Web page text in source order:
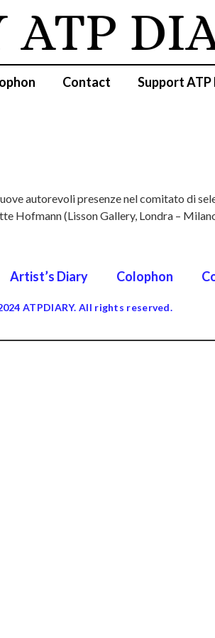
ATP
Contact Support ATP
autorevoli presenze nel comitato di
Hofmann (Lisson Gallery, Londra –
Artist’s Diary Colophon
ATPDIARY. All rights reserved.